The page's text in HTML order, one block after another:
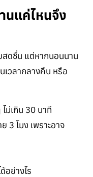
นแค่ไหนจึง
สดชื่น แต่หากนอนนาน
เวลากลางคืน หรือ
ม่เกิน 30 นาที
3 โมง เพราะอาจ